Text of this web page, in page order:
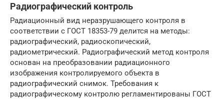
Радиографический контроль
Радиационный вид неразрушающего контроля в
соответствии с ГОСТ 18353-79 делится на методы:
радиографический, радиоскопический,
радиометрический. Радиографический метод контроля
основан на преобразовании радиационного
изображения контролируемого объекта в
радиографический снимок. Требования к
радиографическому контролю регламентированы ГОСТ